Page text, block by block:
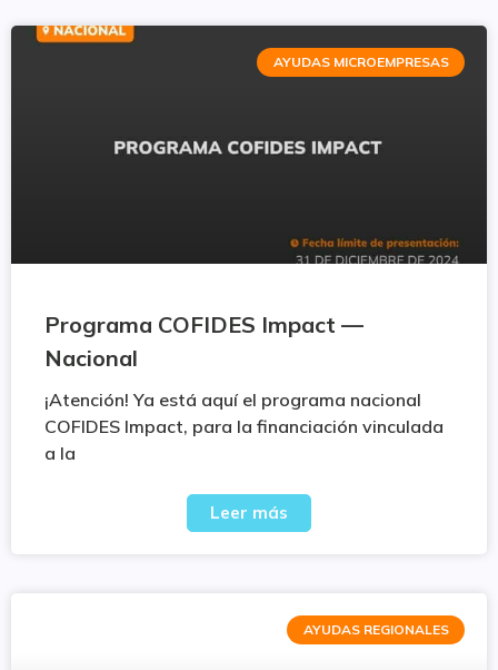
AYUDAS MICROEMPRESAS
Programa COFIDES Impact —
Nacional
¡Atención! Ya está aquí el programa nacional
COFIDES Impact, para la financiación vinculada
a la
Leer más
AYUDAS REGIONALES